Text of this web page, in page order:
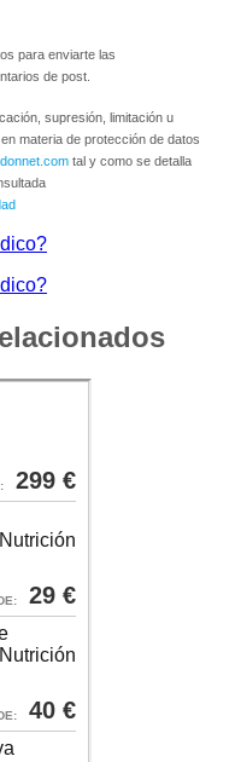
para enviarte las
de post.
supresión, limitación u
materia de protección de datos
tal y como se detalla